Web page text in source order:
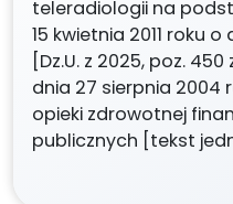
teleradiologii na
15 kwietnia 2011 roku
[Dz.U. z 2025, poz.
dnia 27 sierpnia 2004
opieki zdrowotnej
publicznych [tekst